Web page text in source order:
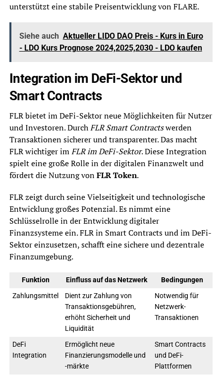
unterstützt eine stabile Preisentwicklung von FLARE.
Siehe auch Aktueller LIDO DAO Preis - Kurs in Euro
- LDO Kurs Prognose 2024,2025,2030 - LDO kaufen
Integration im DeFi-Sektor und
Smart Contracts
FLR bietet im DeFi-Sektor neue Möglichkeiten für Nutzer
und Investoren. DurchFLR Smart Contractswerden
Transaktionen sicherer und transparenter. Das macht
FLR wichtiger imFLR im DeFi-Sektor. Diese Integration
spielt eine große Rolle in der digitalen Finanzwelt und
fördert die Nutzung vonFLR Token.
FLR zeigt durch seine Vielseitigkeit und technologische
Entwicklung großes Potenzial. Es nimmt eine
Schlüsselrolle in der Entwicklung digitaler
Finanzsysteme ein. FLR in Smart Contracts und im DeFi-
Sektor einzusetzen, schafft eine sichere und dezentrale
Finanzumgebung.
Funktion Einfluss auf das Netzwerk
Bedingungen
Zahlungsmittel
Dient zur Zahlung von
Transaktionsgebühren,
erhöht Sicherheit und
Liquidität
Notwendig für
Netzwerk-
Transaktionen
DeFi
Integration
Ermöglicht neue
Finanzierungsmodelle und
-märkte
Smart Contracts
und DeFi-
Plattformen